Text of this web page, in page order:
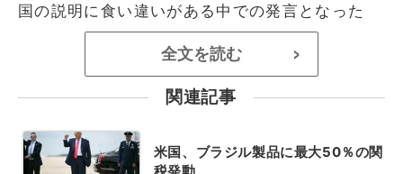
国の説明に食い違いがある中での発言となった
全文を読む >
関連記事
米国、ブラジル製品に最大50％の関
税発動